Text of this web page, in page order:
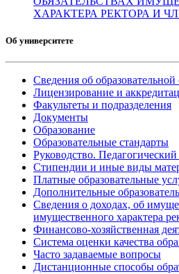
ХАРАКТЕРА РЕКТОРА И
Об университете
Сведения об образовательной
Лицензирование и
Факультеты и подразделения
Документы
Образование
Образовательные стандарты
Руководство. Педагогический
Стипендии и иные виды
Платные образовательные
Дополнительные
Сведения о доходах, об
имущественного характера
Финансово-хозяйственная
Система оценки качества
Часто задаваемые вопросы
Дистанционные способы